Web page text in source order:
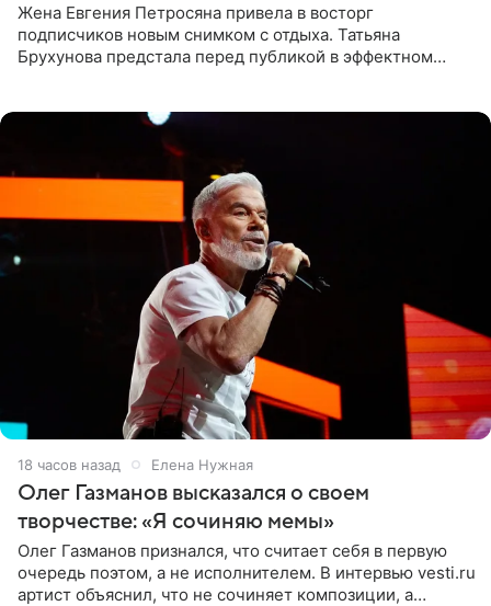
Жена Евгения Петросяна привела в восторг
подписчиков новым снимком с отдыха. Татьяна
Брухунова предстала перед публикой в эффектном
18 часов назад Елена Нужная
Олег Газманов высказался о своем
творчестве: «Я сочиняю мемы»
Олег Газманов признался, что считает себя в первую
очередь поэтом, а не исполнителем. В интервью vesti.ru
артист объяснил, что не сочиняет композиции, а